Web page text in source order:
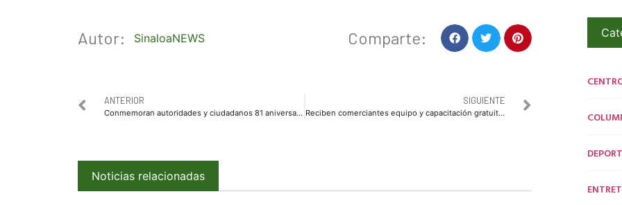
Autor: SinaloaNEWS Comparte:
ANTERIOR
Conmemoran autoridades y ciudadanos 81 aniversario de la Expropiación Petrolera
SIGUIENTE
Reciben comerciantes equipo y capacitación gratuita de parte del Gobierno a través del programa Mi Abarrote
Noticias relacionadas